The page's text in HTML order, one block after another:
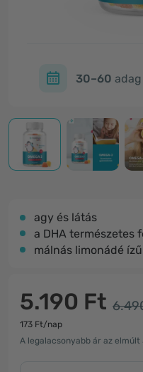
30–60 adag
agy és látás
a DHA természetes
málnás limonádé ízű
5.190 Ft
173 Ft/nap
A legalacsonyabb ár az elmúlt